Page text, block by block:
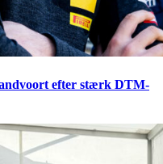
efter stærk DTM-